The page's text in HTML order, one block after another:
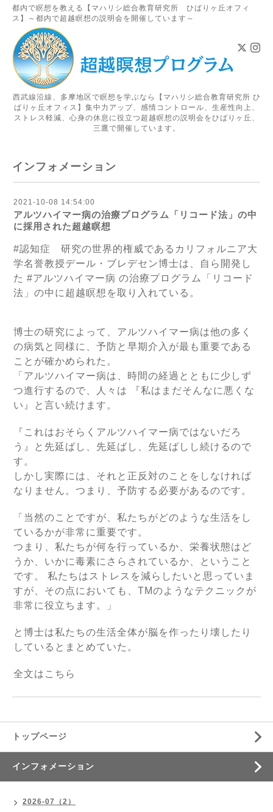
都内で瞑想を教える【マハリシ総合教育研究所 ひばりヶ丘オフィ
ス】～都内で超越瞑想の説明会を開催しています～
西武線沿線、多摩地区で瞑想を学ぶなら【マハリシ総合教育研究所 ひ
ばりヶ丘オフィス】集中力アップ、感情コントロール、生産性向上、
ストレス軽減、心身の休息に役立つ超越瞑想の説明会をひばりヶ丘、
三鷹で開催しています。
インフォメーション
2021-10-08 14:54:00
アルツハイマー病の治療プログラム「リコード法」の中
に採用された超越瞑想
#認知症 研究の世界的権威であるカリフォルニア大
学名誉教授デール・ブレデセン博士は、自ら開発し
た #アルツハイマー病 の治療プログラム「リコード
法」の中に超越瞑想を取り入れている。
博士の研究によって、アルツハイマー病は他の多く
の病気と同様に、予防と早期介入が最も重要である
ことが確かめられた。
「アルツハイマー病は、時間の経過とともに少しず
つ進行するので、人々は 『私はまだそんなに悪くな
い』と言い続けます。
『これはおそらくアルツハイマー病ではないだろ
う』と先延ばし、先延ばし、先延ばしし続けるので
す。
しかし実際には、それと正反対のことをしなければ
なりません。つまり、予防する必要があるのです。
「当然のことですが、私たちがどのような生活をし
ているかが非常に重要です。
つまり、私たちが何を行っているか、栄養状態はど
うか、いかに毒素にさらされているか、ということ
です。 私たちはストレスを減らしたいと思っていま
すが、その点においても、TMのようなテクニックが
非常に役立ちます。」
と博士は私たちの生活全体が脳を作ったり壊したり
しているとまとめていた。
全文は こちら
トップページ
インフォメーション
2026-07（2）